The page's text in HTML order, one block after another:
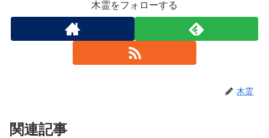
木霊をフォローする
木霊
関連記事